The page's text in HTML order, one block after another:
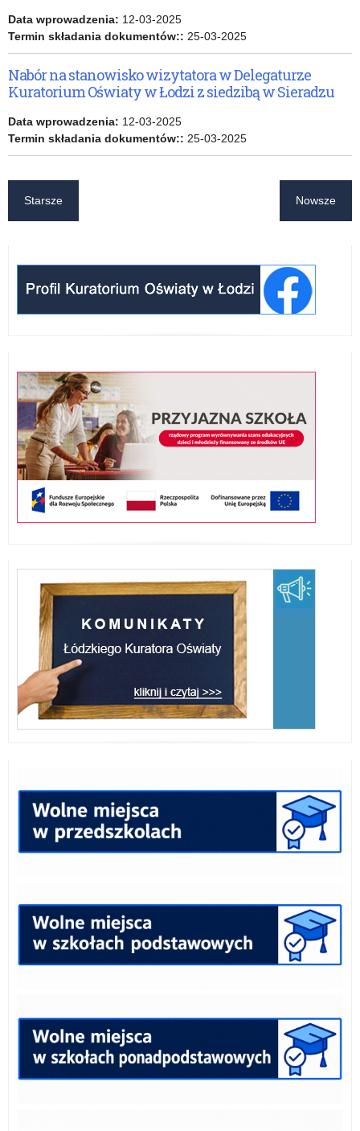
Data wprowadzenia: 12-03-2025
Termin składania dokumentów:: 25-03-2025
Nabór na stanowisko wizytatora w Delegaturze
Kuratorium Oświaty w Łodzi z siedzibą w Sieradzu
Data wprowadzenia: 12-03-2025
Termin składania dokumentów:: 25-03-2025
Starsze Nowsze